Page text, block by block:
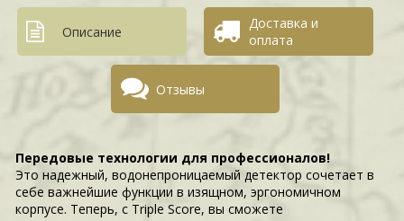
Описание
Доставка и
оплата
Отзывы
Передовые технологии для профессионалов!
Это надежный, водонепроницаемый детектор сочетает в
себе важнейшие функции в изящном, эргономичном
корпусе. Теперь, с Triple Score, вы сможете